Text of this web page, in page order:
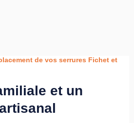
de vos serrures Fichet et
et un